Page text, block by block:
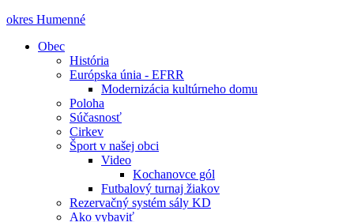
okres Humenné
Obec
História
Európska únia - EFRR
Modernizácia kultúrneho domu
Poloha
Súčasnosť
Cirkev
Šport v našej obci
Video
Kochanovce gól
Futbalový turnaj žiakov
Rezervačný systém sály KD
Ako vybaviť